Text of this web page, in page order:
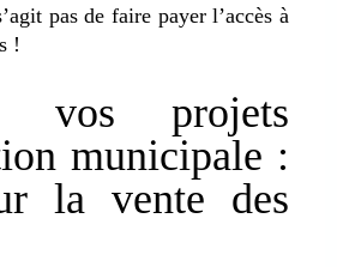
pas de faire payer l’accès à
!
vos projets
municipale :
la vente des